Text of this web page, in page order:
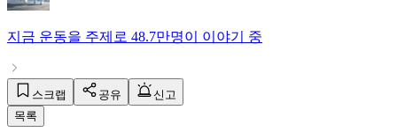
지금 운동을 주제로 48.7만명이 이야기 중
스크랩 공유
신고
목록